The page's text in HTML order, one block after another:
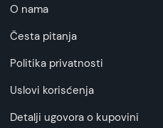
O nama
Česta pitanja
Politika privatnosti
Uslovi korisćenja
Detalji ugovora o kupovini